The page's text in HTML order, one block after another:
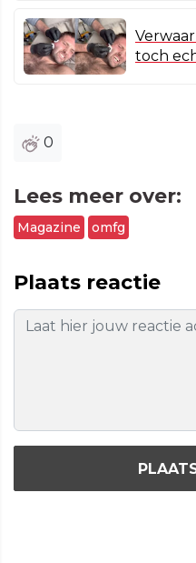
toch
0
Lees meer over:
Magazine omfg
Plaats reactie